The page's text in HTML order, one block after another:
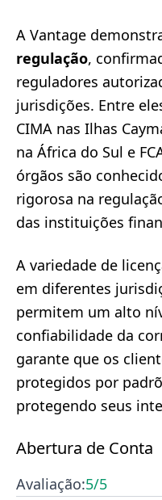
A Vantage
regulação,
reguladores
jurisdições. Entre
CIMA nas Ilhas
na África do Sul e
órgãos são
rigorosa na
das instituições
A variedade de
em diferentes
permitem um alto
confiabilidade da
garante que os
protegidos por
protegendo seus
Abertura de Conta
Avaliação:5/5